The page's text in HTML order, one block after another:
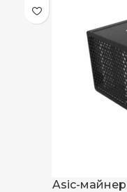
Asic-майнер